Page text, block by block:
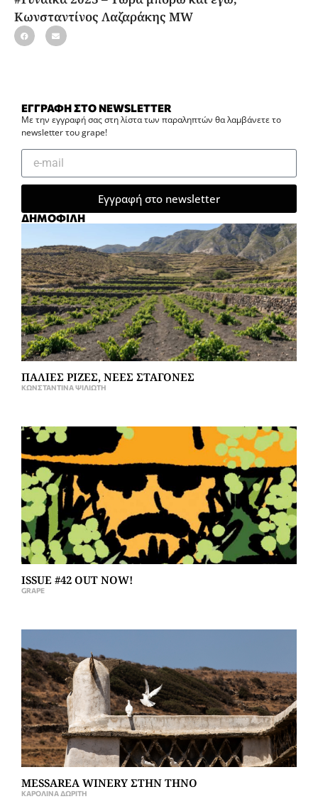
Κωνσταντίνος Λαζαράκης MW
ΕΓΓΡΑΦΗ ΣΤΟ NEWSLETTER
Με την εγγραφή σας στη λίστα των παραληπτών θα λαμβάνετε το
newsletter του grape!
Εγγραφή στο newsletter
ΔΗΜΟΦΙΛΗ
ΠΑΛΙΕΣ ΡΙΖΕΣ, ΝΕΕΣ ΣΤΑΓΟΝΕΣ
ΚΩΝΣΤΑΝΤΊΝΑ ΨΙΛΙΏΤΗ
ISSUE #42 OUT NOW!
GRAPE
MESSAREA WINERY ΣΤΗΝ ΤΗΝΟ
ΚΑΡΟΛΊΝΑ ΔΩΡΊΤΗ